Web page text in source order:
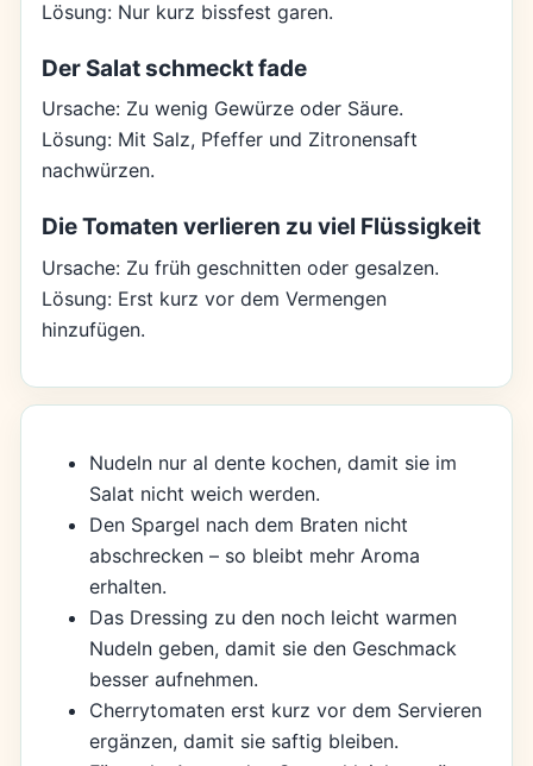
Lösung: Nur kurz bissfest garen.
Der Salat schmeckt fade
Ursache: Zu wenig Gewürze oder Säure.
Lösung: Mit Salz, Pfeffer und Zitronensaft
nachwürzen.
Die Tomaten verlieren zu viel Flüssigkeit
Ursache: Zu früh geschnitten oder gesalzen.
Lösung: Erst kurz vor dem Vermengen
hinzufügen.
Nudeln nur al dente kochen, damit sie im
Salat nicht weich werden.
Den Spargel nach dem Braten nicht
abschrecken – so bleibt mehr Aroma
erhalten.
Das Dressing zu den noch leicht warmen
Nudeln geben, damit sie den Geschmack
besser aufnehmen.
Cherrytomaten erst kurz vor dem Servieren
ergänzen, damit sie saftig bleiben.